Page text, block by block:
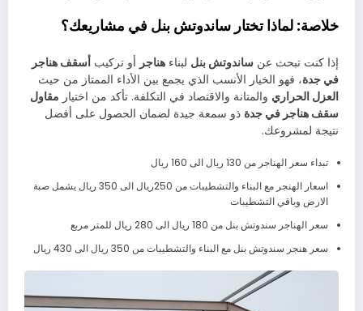
خلاصة: لماذا تختار ساندوتش بنل في مشاريعك؟
إذا كنت تبحث عن ساندوتش بنل لبناء هناجر أو تركيب أسقف هناجر
في جدة، فهو الخيار الأنسب الذي يجمع بين الأداء الممتاز من حيث
العزل الحراري والمتانة والاقتصاد في التكلفة. تأكد من اختيار مقاول
سقف هناجر في جدة ذو سمعة جيدة لضمان الحصول على أفضل
نتيجة لمشروعك.
تبداء سعر الهناجر من 130 ريال الى 160 ريال
اسعار الهنجر مع البناء والتشطيبات من 250ريال الى 350 ريال يشمل صبة
الارض وباقي التشطيبات
سعر الهناجر سندوتش بنل من 180 ريال الى 280 ريال للمتر مربع
سعر هنجر سندوتش بنل مع البناء والتشطيبات من 350 ريال الى 430 ريال